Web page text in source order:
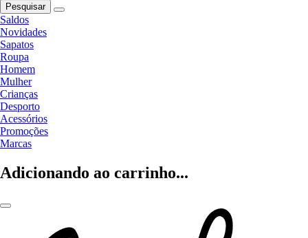
Pesquisar
Saldos
Novidades
Sapatos
Roupa
Homem
Mulher
Crianças
Desporto
Acessórios
Promoções
Marcas
Adicionando ao carrinho...